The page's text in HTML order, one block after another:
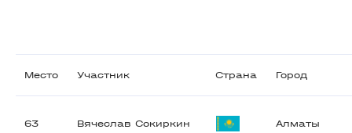
Место Участник Страна Город
63 Вячеслав Сокиркин Алматы